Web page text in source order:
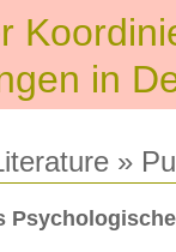
in
»